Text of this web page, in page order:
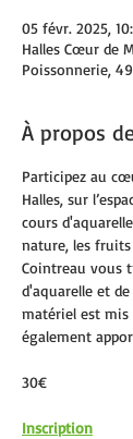
05 févr. 2025,
Halles Cœur de
Poissonnerie,
À propos
Participez au
Halles, sur
cours
nature, les fruits
Cointreau vous
d'aquarelle et
matériel est mis
également
30€
Inscription